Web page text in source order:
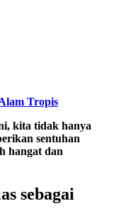
Tropis
kita tidak hanya
sentuhan
hangat dan
sebagai